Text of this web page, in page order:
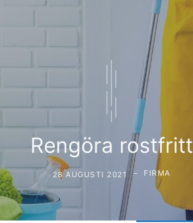
Rengöra rostfritt
28 AUGUSTI 2021 FIRMA